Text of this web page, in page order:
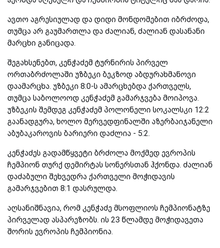
ავთო აგრესიულად და დიდი მონდომებით იბრძოდა,
თუმცა არ გაუმართლა და ძალიან, ძალიან დასანანი
მარცხი განიცადა.
შეგახსენებთ, კენჭაძემ ტურნირის პირველ
ორთაბრძოლაში უზბეკი ბეკზოდ აბდურახმანოვი
დაამარცხა. უზბეკი 8:0-ს ამარცხებდა ქართველს,
თუმცა საბოლოოდ კენჭაძემ გამარჯვება მოიპოვა.
უზბეკის შემდეგ კენჭაძემ პოლონელი სოკალსკი 12:2
გაანადგურა, ხოლო მერვედფინალში აზერბაიჯანელი
აბუბაკაროვის ბარიერი დაძლია - 5:2.
კენჭაძეს გადამწყვეტი ბრძოლა მოქმედ ევროპის
ჩემპიონ თურქ დემირტას სონერსთან ჰქონდა. ძალიან
დაძაბული შეხვედრა ქართველი მოჭიდავის
გამარჯვებით 8:1 დასრულდა.
აღსანიშნავია, რომ კენჭაძე მსოფლიოს ჩემპიონატზე
პირველად ასპარეზობს. ის 23 წლამდე მოჭიდავეთა
შორის ევროპის ჩემპიონია.